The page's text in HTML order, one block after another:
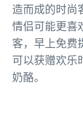
造而成的时尚
情侣可能更喜
客，早上免费
可以获赠欢乐
奶酪。